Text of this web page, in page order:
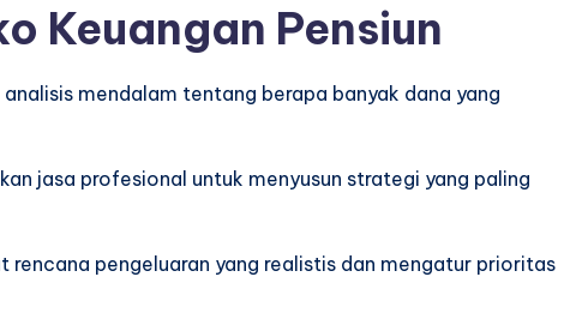
Keuangan Pensiun
analisis mendalam tentang berapa banyak dana yang
jasa profesional untuk menyusun strategi yang paling
rencana pengeluaran yang realistis dan mengatur prioritas